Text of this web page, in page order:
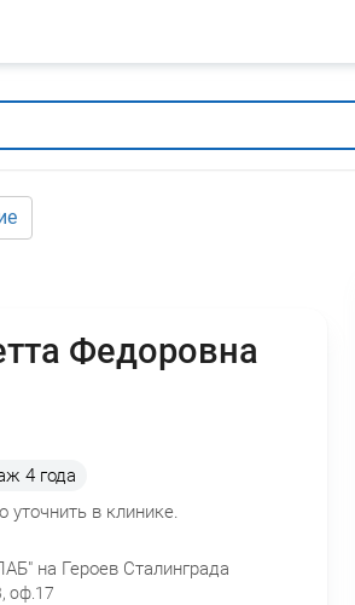
Федоровна
4 года
в клинике.
на Героев Сталинграда
оф.17